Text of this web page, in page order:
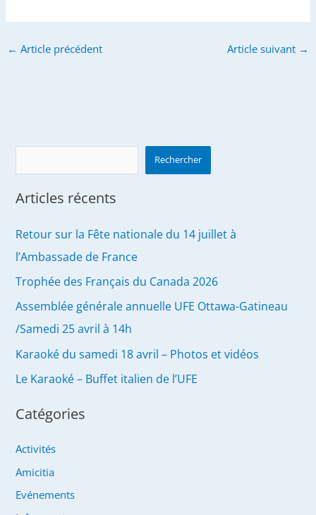
← Article précédent Article suivant →
Rechercher
Articles récents
Retour sur la Fête nationale du 14 juillet à
l’Ambassade de France
Trophée des Français du Canada 2026
Assemblée générale annuelle UFE Ottawa-Gatineau
/Samedi 25 avril à 14h
Karaoké du samedi 18 avril – Photos et vidéos
Le Karaoké – Buffet italien de l’UFE
Catégories
Activités
Amicitia
Evénements